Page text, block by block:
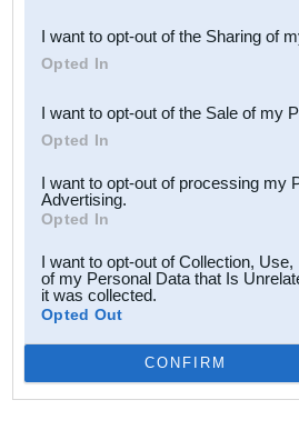
Downstream Participants
third parties.
I want to opt-out of the Sharing of
Opted In
I want to opt-out of the Sale of my
Opted In
I want to opt-out of processing my
Advertising.
Opted In
I want to opt-out of Collection,
of my Personal Data that Is
it was collected.
Opted Out
CONFIRM